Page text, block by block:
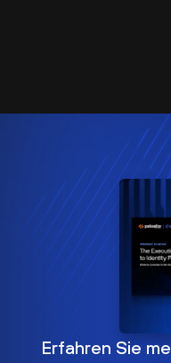
Erfahren Sie